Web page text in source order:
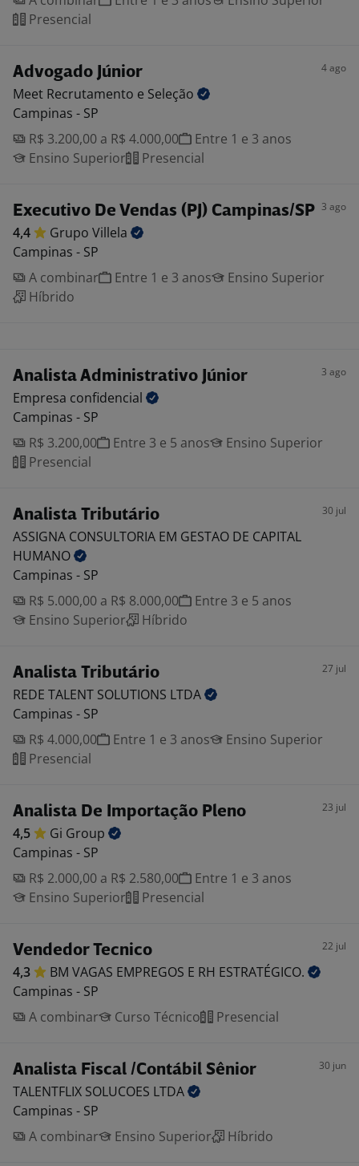
Presencial
Advogado Júnior 4 ago
Meet Recrutamento e Seleção
Campinas - SP
R$ 3.200,00 a R$ 4.000,00
Entre 1 e 3 anos
Ensino Superior
Presencial
Executivo De Vendas (PJ) Campinas/SP 3 ago
4,4 Grupo Villela
Campinas - SP
A combinar
Entre 1 e 3 anos
Ensino Superior
Híbrido
Analista Administrativo Júnior 3 ago
Empresa confidencial
Campinas - SP
R$ 3.200,00
Entre 3 e 5 anos
Ensino Superior
Presencial
Analista Tributário 30 jul
ASSIGNA CONSULTORIA EM GESTAO DE CAPITAL
HUMANO
Campinas - SP
R$ 5.000,00 a R$ 8.000,00
Entre 3 e 5 anos
Ensino Superior
Híbrido
Analista Tributário 27 jul
REDE TALENT SOLUTIONS LTDA
Campinas - SP
R$ 4.000,00
Entre 1 e 3 anos
Ensino Superior
Presencial
Analista De Importação Pleno 23 jul
4,5 Gi Group
Campinas - SP
R$ 2.000,00 a R$ 2.580,00
Entre 1 e 3 anos
Ensino Superior
Presencial
Vendedor Tecnico 22 jul
4,3 BM VAGAS EMPREGOS E RH ESTRATÉGICO.
Campinas - SP
A combinar
Curso Técnico Presencial
Analista Fiscal /Contábil Sênior 30 jun
TALENTFLIX SOLUCOES LTDA
Campinas - SP
A combinar
Ensino Superior Híbrido